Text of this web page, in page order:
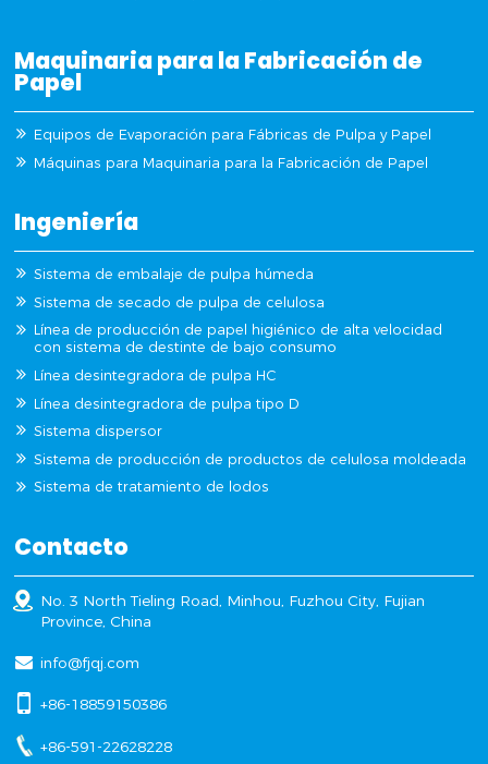
Maquinaria para la Fabricación de
Papel
Equipos de Evaporación para Fábricas de Pulpa y Papel
Máquinas para Maquinaria para la Fabricación de Papel
Ingeniería
Sistema de embalaje de pulpa húmeda
Sistema de secado de pulpa de celulosa
Línea de producción de papel higiénico de alta velocidad
con sistema de destinte de bajo consumo
Línea desintegradora de pulpa HC
Línea desintegradora de pulpa tipo D
Sistema dispersor
Sistema de producción de productos de celulosa moldeada
Sistema de tratamiento de lodos
Contacto
No. 3 North Tieling Road, Minhou, Fuzhou City, Fujian
Province, China
info@fjqj.com
+86-18859150386
+86-591-22628228